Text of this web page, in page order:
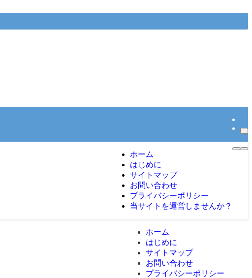
ホーム
はじめに
サイトマップ
お問い合わせ
プライバシーポリシー
当サイトを運営しませんか？
ホーム
はじめに
サイトマップ
お問い合わせ
プライバシーポリシー